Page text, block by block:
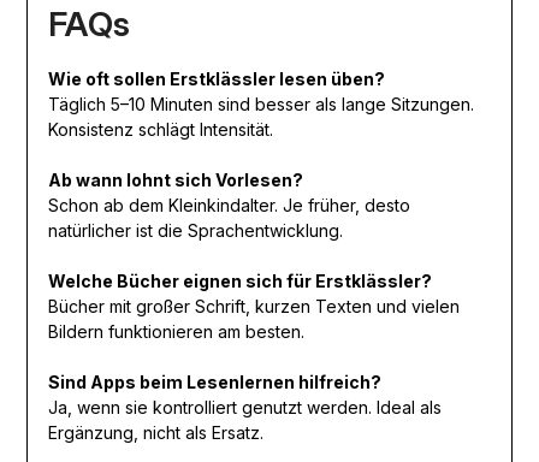
FAQs
Wie oft sollen Erstklässler lesen üben?
Täglich 5–10 Minuten sind besser als lange Sitzungen.
Konsistenz schlägt Intensität.
Ab wann lohnt sich Vorlesen?
Schon ab dem Kleinkindalter. Je früher, desto
natürlicher ist die Sprachentwicklung.
Welche Bücher eignen sich für Erstklässler?
Bücher mit großer Schrift, kurzen Texten und vielen
Bildern funktionieren am besten.
Sind Apps beim Lesenlernen hilfreich?
Ja, wenn sie kontrolliert genutzt werden. Ideal als
Ergänzung, nicht als Ersatz.